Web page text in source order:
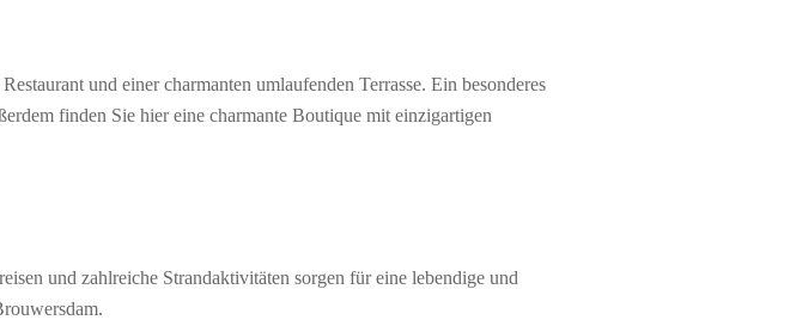
und einer charmanten umlaufenden Terrasse. Ein besonderes
finden Sie hier eine charmante Boutique mit einzigartigen
und zahlreiche Strandaktivitäten sorgen für eine lebendige und